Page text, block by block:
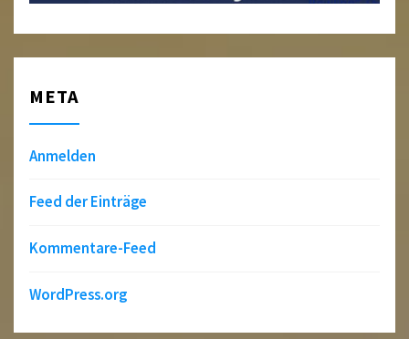
META
Anmelden
Feed der Einträge
Kommentare-Feed
WordPress.org